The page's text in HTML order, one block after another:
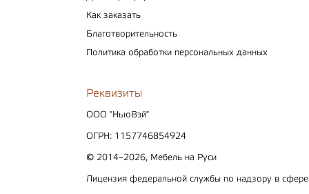
Как заказать
Благотворительность
Политика обработки персональных данных
Реквизиты
ООО "НьюВэй"
ОГРН: 1157746854924
© 2014–2026, Мебель на Руси
Лицензия федеральной службы по надзору в